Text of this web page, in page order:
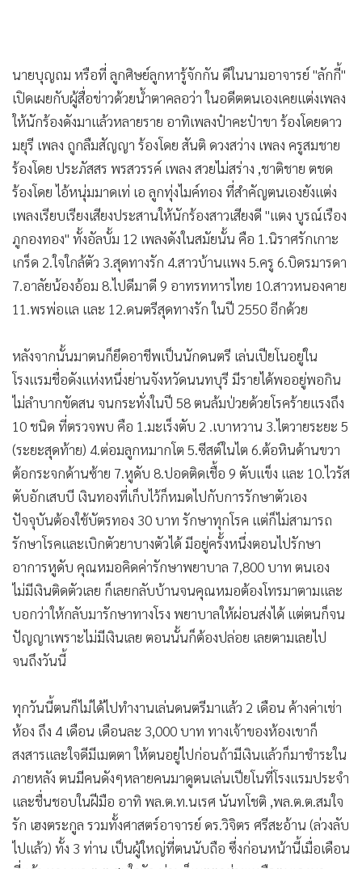
Celeb Online
• Factcheck
• ญี่ปุ่น
• News1
• Gotomanager
นายบุญถม หรือที่ ลูกศิษย์ลูกหารู้จักกัน ดีในนามอาจารย์ "ลักกี้"
เปิดเผยกับผู้สื่อข่าวด้วยน้ำตาคลอว่า ในอดีตตนเองเคยแต่งเพลง
ให้นักร้องดังมาแล้วหลายราย อาทิเพลงป๋าคะป๋าขา ร้องโดยดาว
มยุรี เพลง ถูกลืมสัญญา ร้องโดย สันติ ดวงสว่าง เพลง ครูสมชาย
ร้องโดย ประภัสสร พรสวรรค์ เพลง สวยไม่สร่าง ,ชาติชาย ตชด
ร้องโดย ไอ้หนุ่มมาดเท่ เอ ลูกทุ่งไมค์ทอง ที่สำคัญตนเองยังแต่ง
เพลงเรียบเรียงเสียงประสานให้นักร้องสาวเสียงดี "แตง บูรณ์เรือง
ภูกองทอง" ทั้งอัลบั้ม 12 เพลงดังในสมัยนั้น คือ 1.นิราศรักเกาะ
เกร็ด 2.ใจใกล้ตัว 3.สุดทางรัก 4.สาวบ้านแพง 5.ครู 6.บิดรมารดา
7.อาลัยน้องอ้อม 8.ไปดีมาดี 9 อาทรทหารไทย 10.สาวหนองคาย
11.พรพ่อแล และ 12.ดนตรีสุดทางรัก ในปี 2550 อีกด้วย
หลังจากนั้นมาตนก็ยึดอาชีพเป็นนักดนตรี เล่นเปียโนอยู่ใน
โรงแรมชื่อดังแห่งหนึ่งย่านจังหวัดนนทบุรี มีรายได้พออยู่พอกิน
ไม่ลำบากขัดสน จนกระทั่งในปี 58 ตนล้มป่วยด้วยโรคร้ายแรงถึง
10 ชนิด ที่ตรวจพบ คือ 1.มะเร็งตับ 2 .เบาหวาน 3.ไตวายระยะ 5
(ระยะสุดท้าย) 4.ต่อมลูกหมากโต 5.ซีสต์ในไต 6.ต้อหินด้านขวา
ต้อกระจกด้านซ้าย 7.หูดับ 8.ปอดติดเชื้อ 9 ตับแข็ง และ 10.ไวรัส
ตับอักเสบบี เงินทองที่เก็บไว้ก็หมดไปกับการรักษาตัวเอง
ปัจจุบันต้องใช้บัตรทอง 30 บาท รักษาทุกโรค แต่ก็ไม่สามารถ
รักษาโรคและเบิกตัวยาบางตัวได้ มีอยู่ครั้งหนึ่งตอนไปรักษา
อาการหูดับ คุณหมอคิดค่ารักษาพยาบาล 7,800 บาท ตนเอง
ไม่มีเงินติดตัวเลย ก็เลยกลับบ้านจนคุณหมอต้องโทรมาตามและ
บอกว่าให้กลับมารักษาทางโรง พยาบาลให้ผ่อนส่งได้ แต่ตนก็จน
ปัญญาเพราะไม่มีเงินเลย ตอนนั้นก็ต้องปล่อย เลยตามเลยไป
จนถึงวันนี้
ทุกวันนี้ตนก็ไม่ได้ไปทำงานเล่นดนตรีมาแล้ว 2 เดือน ค้างค่าเช่า
ห้อง ถึง 4 เดือน เดือนละ 3,000 บาท ทางเจ้าของห้องเขาก็
สงสารและใจดีมีเมตตา ให้ตนอยู่ไปก่อนถ้ามีเงินแล้วก็มาชำระใน
ภายหลัง ตนมีคนดังๆหลายคนมาดูตนเล่นเปียโนที่โรงแรมประจำ
และชื่นชอบในฝีมือ อาทิ พล.ต.ท.นเรศ นันทโชติ ,พล.ต.ต.สมใจ
รัก เฮงตระกูล รวมทั้งศาสตร์อาจารย์ ดร.วิจิตร ศรีสะอ้าน (ล่วงลับ
ไปแล้ว) ทั้ง 3 ท่าน เป็นผู้ใหญ่ที่ตนนับถือ ซึ่งก่อนหน้านี้เมื่อเดือน
ที่แล้ว ทาง พล.ต.ต.สมใจรัก ท่านก็เมตตาช่วยเหลือตนเองมา